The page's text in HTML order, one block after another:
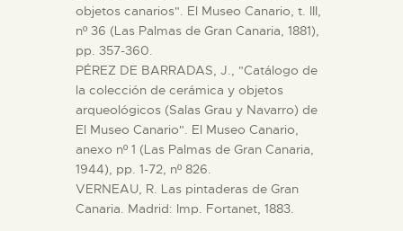
objetos canarios". El Museo Canario, t. III,
nº 36 (Las Palmas de Gran Canaria, 1881),
pp. 357-360.
PÉREZ DE BARRADAS, J., "Catálogo de
la colección de cerámica y objetos
arqueológicos (Salas Grau y Navarro) de
El Museo Canario". El Museo Canario,
anexo nº 1 (Las Palmas de Gran Canaria,
1944), pp. 1-72, nº 826.
VERNEAU, R. Las pintaderas de Gran
Canaria. Madrid: Imp. Fortanet, 1883.